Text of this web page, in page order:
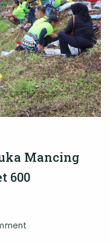
Mancing
600